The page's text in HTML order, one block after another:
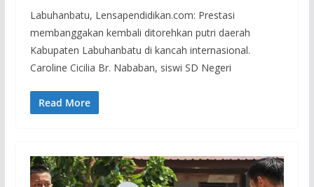
Labuhanbatu, Lensapendidikan.com: Prestasi
membanggakan kembali ditorehkan putri daerah
Kabupaten Labuhanbatu di kancah internasional.
Caroline Cicilia Br. Nababan, siswi SD Negeri
Read More